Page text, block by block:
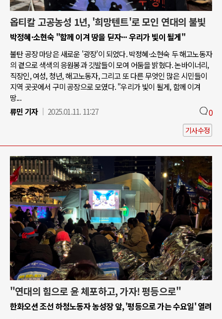
옵티칼 고공농성 1년, '희망텐트'로 모인 연대의 불빛
박정혜·소현숙 "함께 이겨 땅을 딛자··· 우리가 빛이 될게"
불탄 공장 마당은 새로운 '광장'이 되었다. 박정혜·소현숙 두 해고노동자
의 곁으로 색색의 응원봉과 깃발들이 모여 어둠을 밝혔다. 논바이너리,
직장인, 여성, 청년, 해고노동자, 그리고 또 다른 무엇인 많은 시민들이
지역 곳곳에서 구미 공장으로 모였다. "우리가 빛이 될게, 함께 이겨
땅...
류민 기자
2025.01.11. 11:27 0
기사수정
"연대의 힘으로 윤 체포하고, 가자! 평등으로"
한화오션 조선 하청노동자 농성장 앞, '평등으로 가는 수요일' 열려